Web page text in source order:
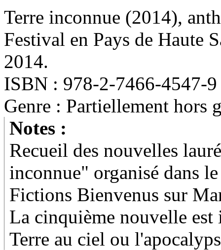
Terre inconnue (2014),
Festival en Pays de Haute
2014.
ISBN : 978-2-7466-4547-9
Genre : Partiellement hors
Notes :
Recueil des nouvelles
inconnue" organisé dans
Fictions Bienvenus sur
La cinquième nouvelle
Terre au ciel ou